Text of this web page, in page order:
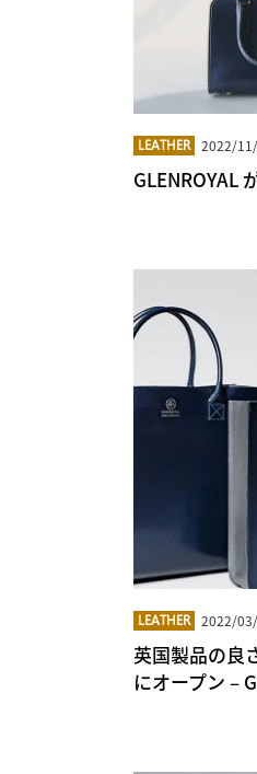
LEATHER 2022/
GLENROYAL
LEATHER 2022/
英国製品の良
にオープン –